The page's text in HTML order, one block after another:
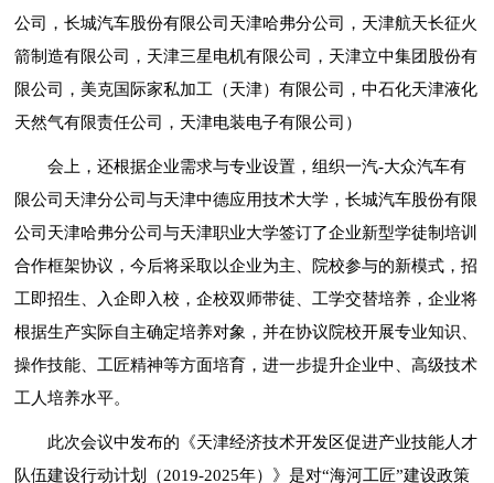
公司，长城汽车股份有限公司天津哈弗分公司，天津航天长征火
箭制造有限公司，天津三星电机有限公司，天津立中集团股份有
限公司，美克国际家私加工（天津）有限公司，中石化天津液化
天然气有限责任公司，天津电装电子有限公司）
会上，还根据企业需求与专业设置，组织一汽-大众汽车有
限公司天津分公司与天津中德应用技术大学，长城汽车股份有限
公司天津哈弗分公司与天津职业大学签订了企业新型学徒制培训
合作框架协议，今后将采取以企业为主、院校参与的新模式，招
工即招生、入企即入校，企校双师带徒、工学交替培养，企业将
根据生产实际自主确定培养对象，并在协议院校开展专业知识、
操作技能、工匠精神等方面培育，进一步提升企业中、高级技术
工人培养水平。
此次会议中发布的《天津经济技术开发区促进产业技能人才
队伍建设行动计划（2019-2025年）》是对“海河工匠”建设政策